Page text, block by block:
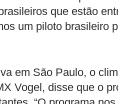
que estão
um piloto brasileiro
em São Paulo, o
Vogel, disse que o